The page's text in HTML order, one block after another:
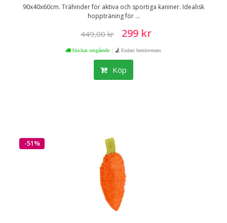
90x40x60cm. Trähinder för aktiva och sportiga kaniner. Idealisk
hoppträning för ...
449,00 kr 299 kr
Skickas omgående | Endast hemleverans
Köp
-51%